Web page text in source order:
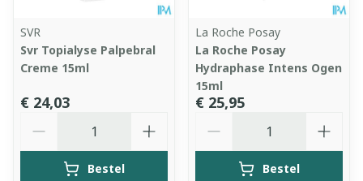
SVR
Svr Topialyse Palpebral
Creme 15ml
€ 24,03
Bestel
La Roche Posay
La Roche Posay
Hydraphase Intens Ogen
15ml
€ 25,95
Bestel